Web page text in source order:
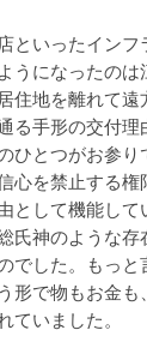
いったインフ
うになったの
住地を離れて
る手形の交付理
ひとつがお参り
心を禁止する権
として機能して
氏神のような
でした。もっ
形で物もお金も
ていました。